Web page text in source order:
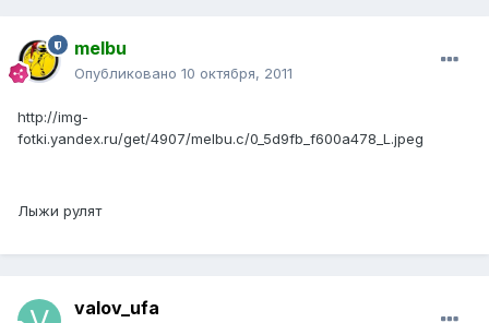
melbu
Опубликовано 10 октября, 2011
http://img-
fotki.yandex.ru/get/4907/melbu.c/0_5d9fb_f600a478_L.jpeg
Лыжи рулят
valov_ufa